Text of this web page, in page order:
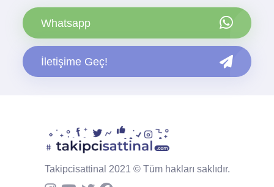
Whatsapp
İletişime Geç!
Takipcisattinal 2021 © Tüm hakları saklıdır.